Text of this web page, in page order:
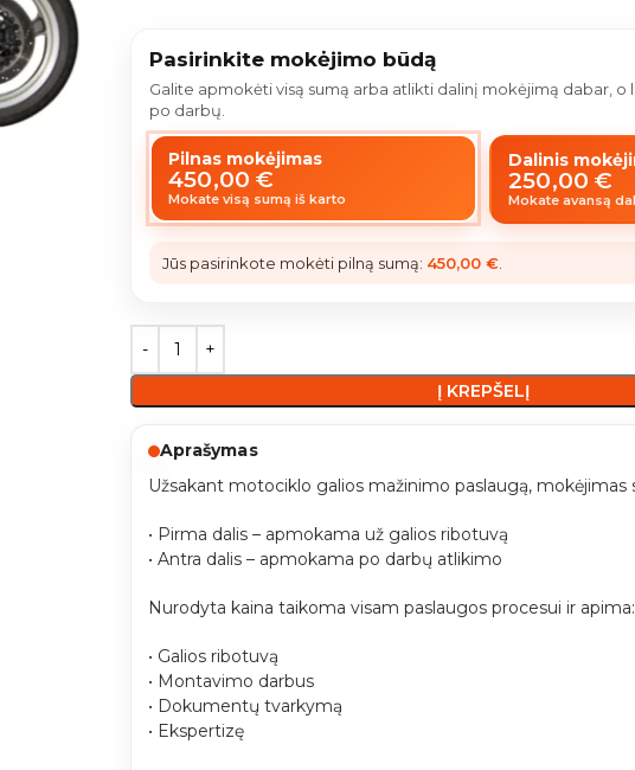
Pasirinkite mokėjimo būdą
Galite apmokėti visą sumą arba atlikti dalinį mokėjimą dabar, o
po darbų.
Pilnas mokėjimas
450,00€
Mokate visą sumą iš karto
Dalinis
250,00€
Mokate avansą
Jūs pasirinkote mokėti pilną sumą: 450,00 €.
Į KREPŠELĮ
Aprašymas
Užsakant motociklo galios mažinimo paslaugą, mokėjimas
• Pirma dalis – apmokama už galios ribotuvą
• Antra dalis – apmokama po darbų atlikimo
Nurodyta kaina taikoma visam paslaugos procesui ir apima:
• Galios ribotuvą
• Montavimo darbus
• Dokumentų tvarkymą
• Ekspertizę